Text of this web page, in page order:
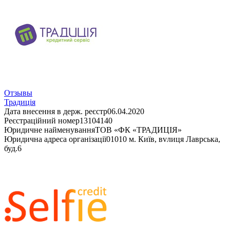
Отзывы
Традиція
Дата внесення в держ. реєстр06.04.2020
Реєстраційний номер13104140
Юридичне найменуванняТОВ «ФК «ТРАДИЦІЯ»
Юридична адреса організації01010 м. Київ, вvлиця Лаврська,
буд.6